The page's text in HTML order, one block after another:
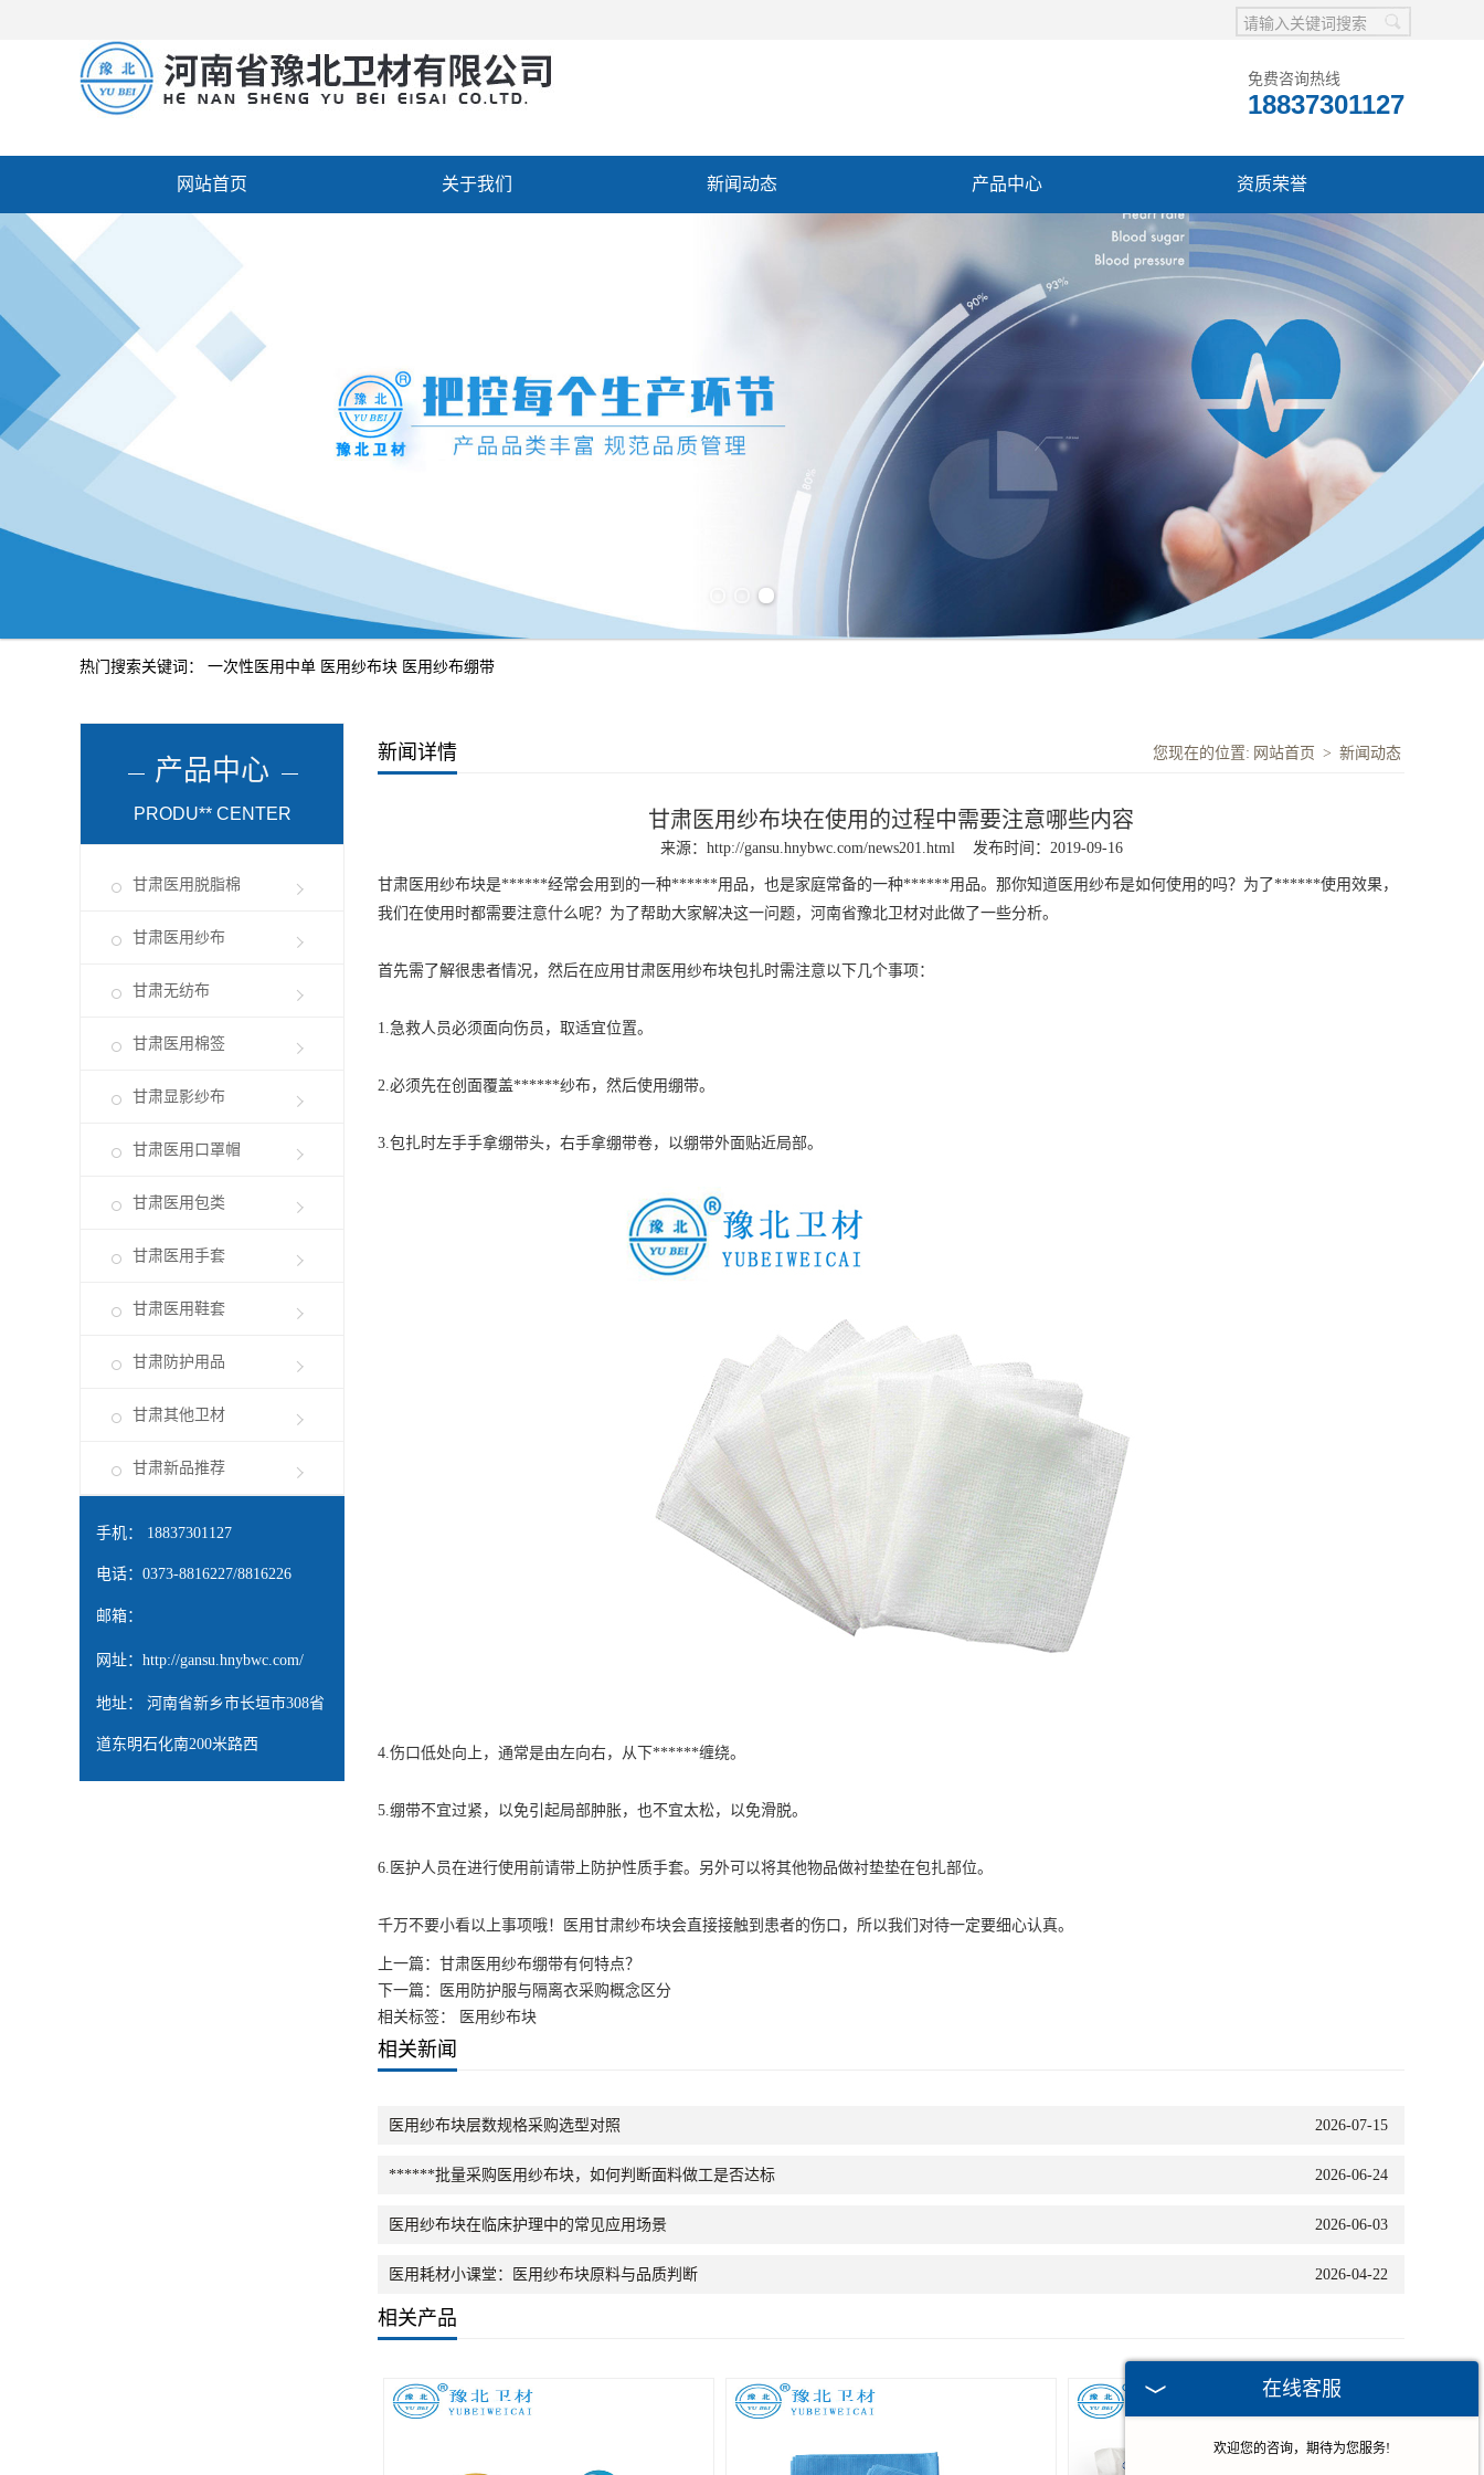
免费咨询热线
18837301127
网站首页 关于我们 新闻动态 产品中心 资质荣誉
厂房设备
热门搜索关键词： 一次性医用中单 医用纱布块 医用纱布绷带
产品中心
PRODU** CENTER
甘肃医用脱脂棉
甘肃医用纱布
甘肃无纺布
甘肃医用棉签
甘肃显影纱布
甘肃医用口罩帽
甘肃医用包类
甘肃医用手套
甘肃医用鞋套
甘肃防护用品
甘肃其他卫材
甘肃新品推荐
手机： 18837301127
电话：0373-8816227/8816226
邮箱：
网址： http://gansu.hnybwc.com/
地址： 河南省新乡市长垣市308省
道东明石化南200米路西
新闻详情 您现在的位置: 网站首页 > 新闻动态
甘肃医用纱布块在使用的过程中需要注意哪些内容
来源： http://gansu.hnybwc.com/news201.html 发布时间：2019-09-16
甘肃医用纱布块是******经常会用到的一种******用品，也是家庭常备的一种******用品。那你知道医用纱布是如何使用的吗？为了******使用效果，
我们在使用时都需要注意什么呢？为了帮助大家解决这一问题，河南省豫北卫材对此做了一些分析。
首先需了解很患者情况，然后在应用甘肃医用纱布块包扎时需注意以下几个事项：
1.急救人员必须面向伤员，取适宜位置。
2.必须先在创面覆盖******纱布，然后使用绷带。
3.包扎时左手手拿绷带头，右手拿绷带卷，以绷带外面贴近局部。
4.伤口低处向上，通常是由左向右，从下******缠绕。
5.绷带不宜过紧，以免引起局部肿胀，也不宜太松，以免滑脱。
6.医护人员在进行使用前请带上防护性质手套。另外可以将其他物品做衬垫垫在包扎部位。
千万不要小看以上事项哦！医用甘肃纱布块会直接接触到患者的伤口，所以我们对待一定要细心认真。
上一篇： 甘肃医用纱布绷带有何特点？
下一篇：
医用防护服与隔离衣采购概念区分
相关标签： 医用纱布块
相关新闻
2026-07-15
医用纱布块层数规格采购选型对照
2026-06-24
******批量采购医用纱布块，如何判断面料做工是否达标
2026-06-03
医用纱布块在临床护理中的常见应用场景
2026-04-22
医用耗材小课堂：医用纱布块原料与品质判断
相关产品
在线客服
欢迎您的咨询，期待为您服务!